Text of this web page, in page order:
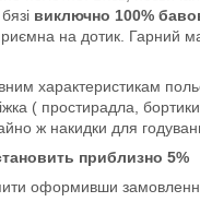
виключно 100%
на дотик. Гарний
характеристикам
( простирадла,
ж накидки для
приблизно 5%
оформивши